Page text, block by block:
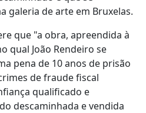
galeria de arte em Bruxelas.
que "a obra, apreendida à
qual João Rendeiro se
pena de 10 anos de prisão
de fraude fiscal
qualificado e
descaminhada e vendida